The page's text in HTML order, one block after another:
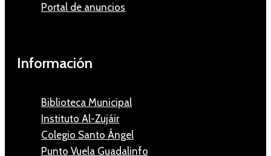
Portal de anuncios
Información
Biblioteca Municipal
Instituto Al-Zujáir
Colegio Santo Ángel
Punto Vuela Guadalinfo